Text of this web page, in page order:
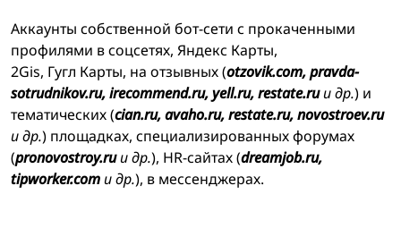
Аккаунты собственной бот-сети с прокаченными
профилями в соцсетях, Яндекс Карты,
2Gis, Гугл Карты, на отзывных (otzovik.com, pravda-
sotrudnikov.ru, irecommend.ru, yell.ru, restate.ruи др.) и
тематических (cian.ru, avaho.ru, restate.ru, novostroev.ru
и др.) площадках, специализированных форумах
(pronovostroy.ruи др.), HR-сайтах (dreamjob.ru,
tipworker.comи др.), в мессенджерах.